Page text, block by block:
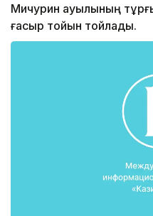
Мичурин ауылының
ғасыр тойын тойлады.